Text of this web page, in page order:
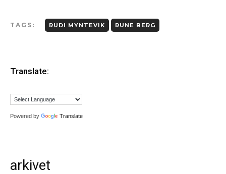
TAGS: RUDI MYNTEVIK RUNE BERG
Translate:
Powered by Translate
arkivet